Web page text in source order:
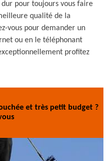
dur pour toujours vous faire
qualité de la
vous pour demander un
ou en le téléphonant
profitez
et très petit budget ?